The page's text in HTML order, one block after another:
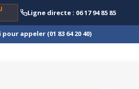
Ligne directe : 06 17 94 85 85
appeler (01 83 64 20 40)